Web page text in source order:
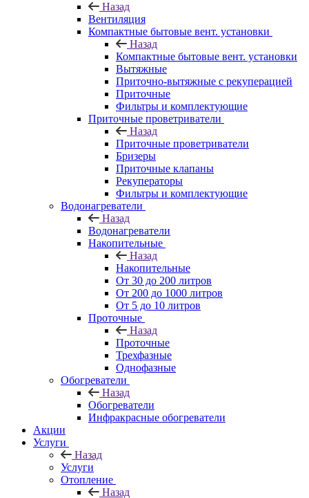
Назад
Вентиляция
Компактные бытовые вент. установки
Назад
Компактные бытовые вент. установки
Вытяжные
Приточно-вытяжные с рекуперацией
Приточные
Фильтры и комплектующие
Приточные проветриватели
Назад
Приточные проветриватели
Бризеры
Приточные клапаны
Рекуператоры
Фильтры и комплектующие
Водонагреватели
Назад
Водонагреватели
Накопительные
Назад
Накопительные
От 30 до 200 литров
От 200 до 1000 литров
От 5 до 10 литров
Проточные
Назад
Проточные
Трехфазные
Однофазные
Обогреватели
Назад
Обогреватели
Инфракрасные обогреватели
Акции
Услуги
Назад
Услуги
Отопление
Назад